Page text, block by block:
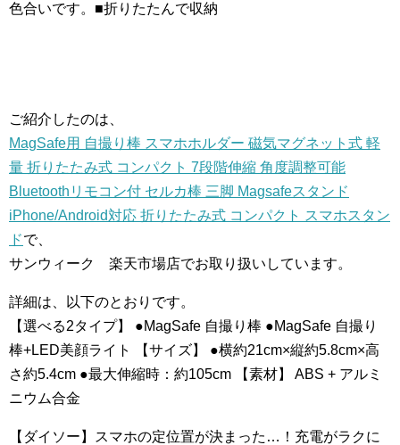
色合いです。■折りたたんで収納
ご紹介したのは、
MagSafe用 自撮り棒 スマホホルダー 磁気マグネット式 軽
量 折りたたみ式 コンパクト 7段階伸縮 角度調整可能
Bluetoothリモコン付 セルカ棒 三脚 Magsafeスタンド
iPhone/Android対応 折りたたみ式 コンパクト スマホスタン
ドで、
サンウィーク 楽天市場店でお取り扱いしています。
詳細は、以下のとおりです。
【選べる2タイプ】 ●MagSafe 自撮り棒 ●MagSafe 自撮り
棒+LED美顔ライト 【サイズ】 ●横約21cm×縦約5.8cm×高
さ約5.4cm ●最大伸縮時：約105cm 【素材】 ABS + アルミ
ニウム合金
【ダイソー】スマホの定位置が決まった…！充電がラクに